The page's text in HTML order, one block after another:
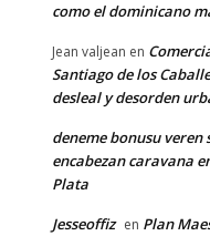
como el dominicano
Jean valjean en
Santiago de los
desleal y desorden
deneme bonusu veren
encabezan caravana
Plata
Jesseoffiz en Plan